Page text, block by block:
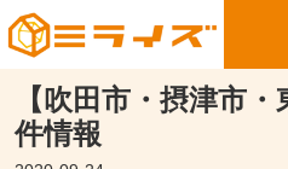
【吹田市・摂津市
件情報